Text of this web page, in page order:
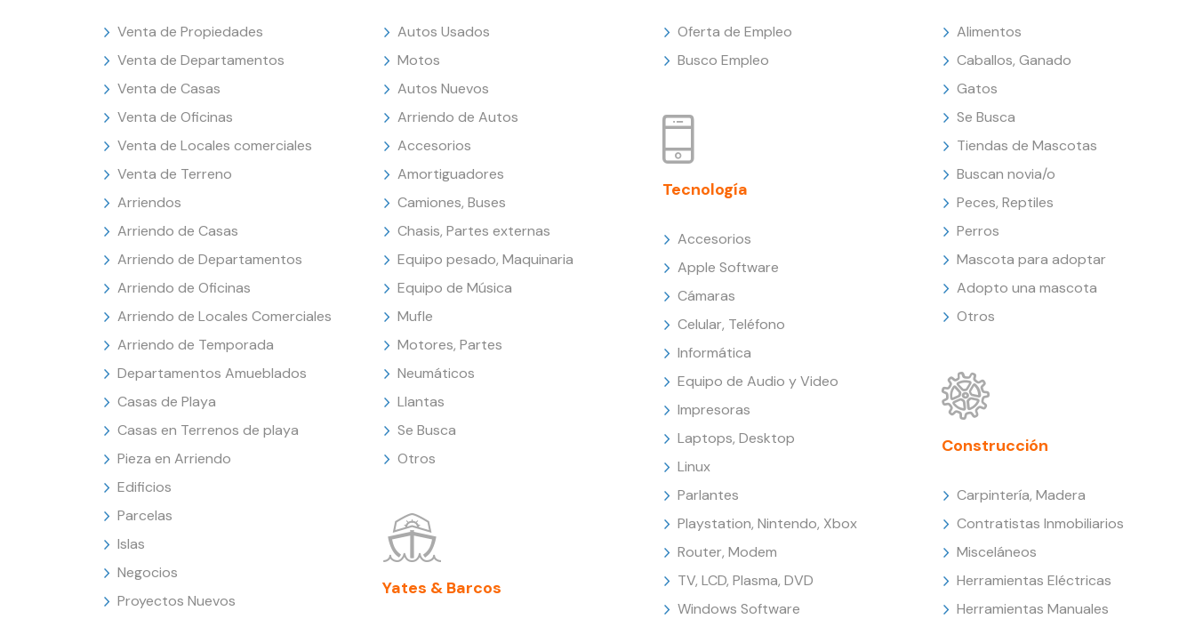
Venta de Propiedades
Venta de Departamentos
Venta de Casas
Venta de Oficinas
Venta de Locales comerciales
Venta de Terreno
Arriendos
Arriendo de Casas
Arriendo de Departamentos
Arriendo de Oficinas
Arriendo de Locales Comerciales
Arriendo de Temporada
Departamentos Amueblados
Casas de Playa
Casas en Terrenos de playa
Pieza en Arriendo
Edificios
Parcelas
Islas
Negocios
Proyectos Nuevos
Autos Usados
Motos
Autos Nuevos
Arriendo de Autos
Accesorios
Amortiguadores
Camiones, Buses
Chasis, Partes externas
Equipo pesado, Maquinaria
Equipo de Música
Mufle
Motores, Partes
Neumáticos
Llantas
Se Busca
Otros
Yates & Barcos
Oferta de Empleo
Busco Empleo
Tecnología
Accesorios
Apple Software
Cámaras
Celular, Teléfono
Informática
Equipo de Audio y Video
Impresoras
Laptops, Desktop
Linux
Parlantes
Playstation, Nintendo, Xbox
Router, Modem
TV, LCD, Plasma, DVD
Windows Software
Alimentos
Caballos, Ganado
Gatos
Se Busca
Tiendas de Mascotas
Buscan novia/o
Peces, Reptiles
Perros
Mascota para adoptar
Adopto una mascota
Otros
Construcción
Carpintería, Madera
Contratistas Inmobiliarios
Misceláneos
Herramientas Eléctricas
Herramientas Manuales